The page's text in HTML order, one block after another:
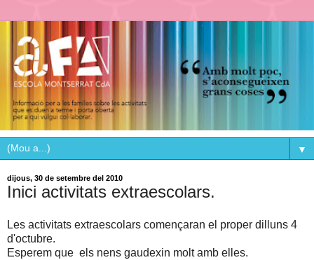
▼
dijous, 30 de setembre del 2010
Inici activitats extraescolars.
Les activitats extraescolars començaran el proper dilluns 4
d'octubre.
Esperem que els nens gaudexin molt amb elles.